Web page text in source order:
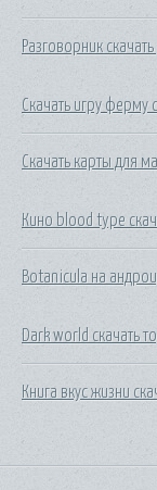
Разговорник
Скачать игру ферму
Скачать карты для
Кино blood type
Botanicula на
Dark world скачать
Книга вкус жизни